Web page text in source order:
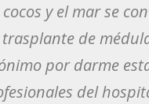
y el mar se
de
por darme
del